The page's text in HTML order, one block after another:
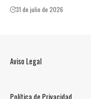
31 de julio de 2026
Aviso Legal
Política de Privacidad